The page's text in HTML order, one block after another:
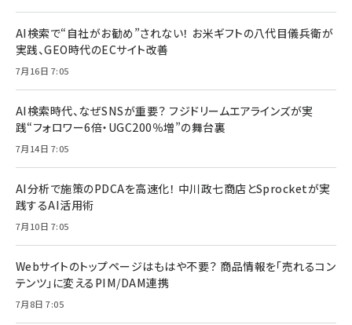
AI検索で“自社がお勧め”されない！ お米ギフトの八代目儀兵衛が
実践、GEO時代のECサイト改善
7月16日 7:05
AI検索時代、なぜSNSが重要？ フジドリームエアラインズが実
践“フォロワー6倍・UGC200％増”の舞台裏
7月14日 7:05
AI分析で施策のPDCAを高速化！ 中川政七商店とSprocketが実
践するAI活用術
7月10日 7:05
Webサイトのトップページはもはや不要？ 商品情報を「売れるコン
テンツ」に変えるPIM/DAM連携
7月8日 7:05